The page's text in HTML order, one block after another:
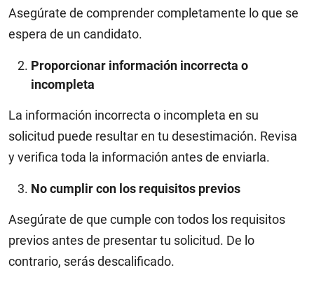
Asegúrate de comprender completamente lo que se
espera de un candidato.
Proporcionar información incorrecta o
incompleta
La información incorrecta o incompleta en su
solicitud puede resultar en tu desestimación. Revisa
y verifica toda la información antes de enviarla.
No cumplir con los requisitos previos
Asegúrate de que cumple con todos los requisitos
previos antes de presentar tu solicitud. De lo
contrario, serás descalificado.